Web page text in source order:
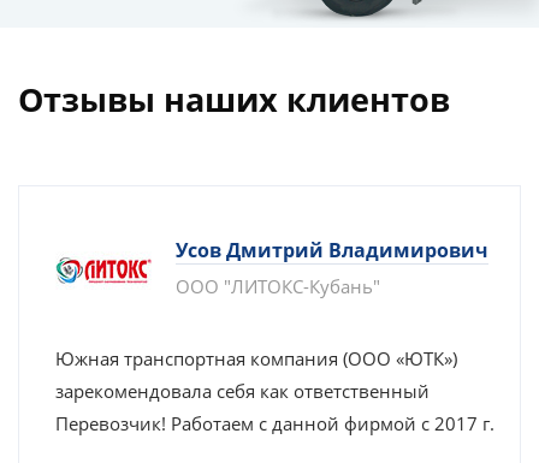
Отзывы наших клиентов
Усов Дмитрий Владимирович
ООО "ЛИТОКС-Кубань"
Южная транспортная компания (ООО «ЮТК»)
зарекомендовала себя как ответственный
Перевозчик! Работаем с данной фирмой с 2017 г.